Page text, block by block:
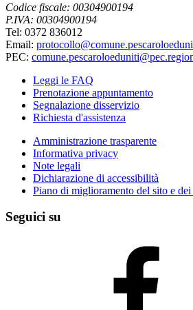
Codice fiscale: 00304900194
P.IVA: 00304900194
Tel: 0372 836012
Email:
PEC:
Leggi le FAQ
Prenotazione appuntamento
Segnalazione disservizio
Richiesta d'assistenza
Amministrazione trasparente
Informativa privacy
Note legali
Dichiarazione di accessibilità
Piano di miglioramento del sito e
Seguici su